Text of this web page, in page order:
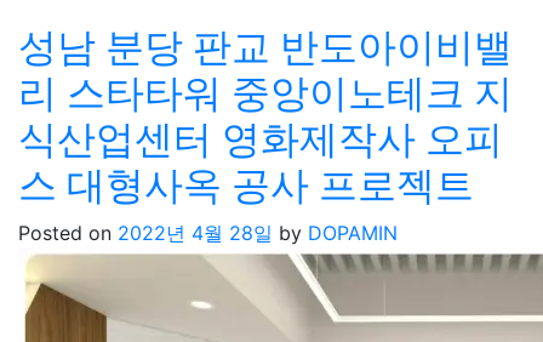
성남 분당 판교 반도아이비밸
리 스타타워 중앙이노테크 지
식산업센터 영화제작사 오피
스 대형사옥 공사 프로젝트
Posted on 2022년 4월 28일 by DOPAMIN